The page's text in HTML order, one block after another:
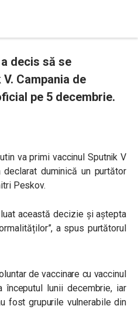
decis să se
Campania de
pe 5 decembrie.
va primi vaccinul Sputnik V
declarat duminică un purtător
Peskov.
această decizie și aștepta
a spus purtătorul
de vaccinare cu vaccinul
lunii decembrie, iar
fost grupurile vulnerabile din